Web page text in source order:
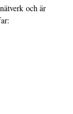
och är